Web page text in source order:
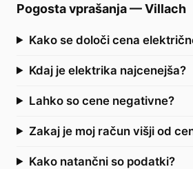
Pogosta vprašanja—Villach
Kako se določi cena
Kdaj je elektrika najcenejša?
Lahko so cene negativne?
Zakaj je moj račun višji od
Kako natančni so podatki?